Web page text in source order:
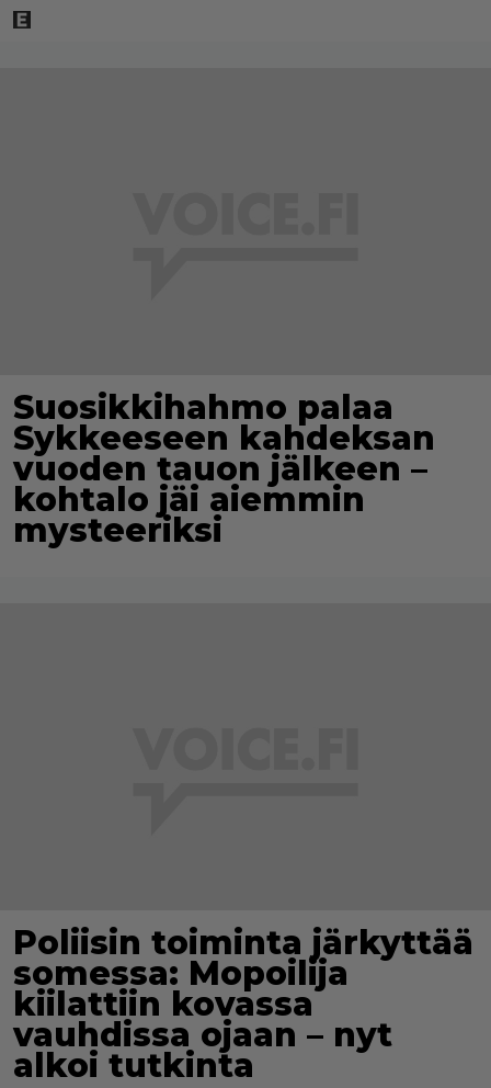
Suosikkihahmo palaa
Sykkeeseen kahdeksan
vuoden tauon jälkeen –
kohtalo jäi aiemmin
mysteeriksi
Poliisin toiminta järkyttää
somessa: Mopoilija
kiilattiin kovassa
vauhdissa ojaan – nyt
alkoi tutkinta